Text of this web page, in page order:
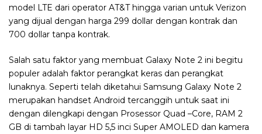
model LTE dari operator AT&T hingga varian untuk Verizon
yang dijual dengan harga 299 dollar dengan kontrak dan
700 dollar tanpa kontrak.
Salah satu faktor yang membuat Galaxy Note 2 ini begitu
populer adalah faktor perangkat keras dan perangkat
lunaknya. Seperti telah diketahui Samsung Galaxy Note 2
merupakan handset Android tercanggih untuk saat ini
dengan dilengkapi dengan Prosessor Quad –Core, RAM 2
GB di tambah layar HD 5,5 inci Super AMOLED dan kamera